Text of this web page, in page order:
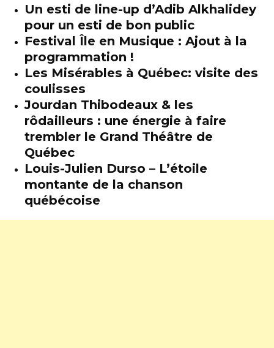
Un esti de line-up d’Adib Alkhalidey
pour un esti de bon public
Festival Île en Musique : Ajout à la
programmation !
Les Misérables à Québec: visite des
coulisses
Jourdan Thibodeaux & les
rôdailleurs : une énergie à faire
trembler le Grand Théâtre de
Québec
Louis-Julien Durso – L’étoile
montante de la chanson
québécoise